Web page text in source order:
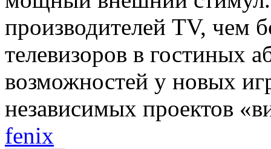
производителей TV, чем
телевизоров в гостиных
возможностей у новых
независимых проектов
fenix